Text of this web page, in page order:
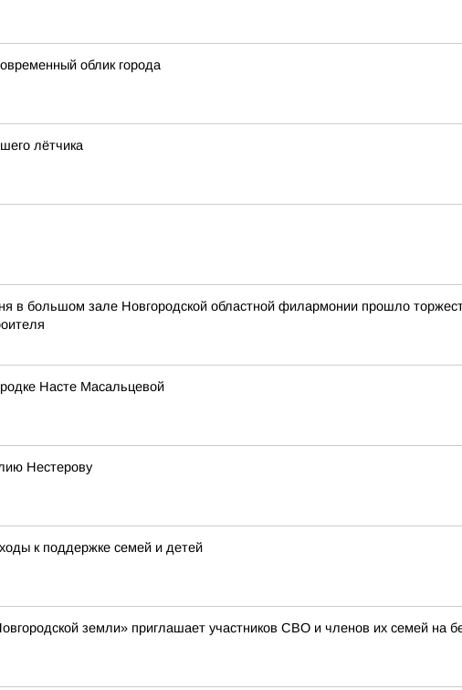
облик города
лётчика
в большом зале Новгородской областной филармонии прошло
Насте Масальцевой
Нестерову
к поддержке семей и детей
земли» приглашает участников СВО и членов их семей на